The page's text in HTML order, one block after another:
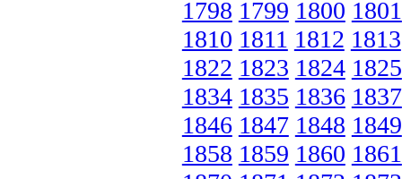
1798 1799 1800 1801
1810 1811 1812 1813
1822 1823 1824 1825
1834 1835 1836 1837
1846 1847 1848 1849
1858 1859 1860 1861